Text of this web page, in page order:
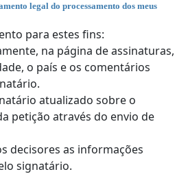
legal do processamento dos meus
para estes fins:
na página de assinaturas,
o país e os comentários
atualizado sobre o
petição através do envio de
decisores as informações
signatário.